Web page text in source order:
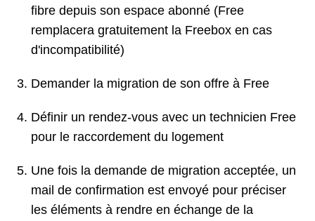
fibre depuis son espace abonné (Free
remplacera gratuitement la Freebox en cas
d'incompatibilité)
Demander la migration de son offre à Free
Définir un rendez-vous avec un technicien Free
pour le raccordement du logement
Une fois la demande de migration acceptée, un
mail de confirmation est envoyé pour préciser
les éléments à rendre en échange de la